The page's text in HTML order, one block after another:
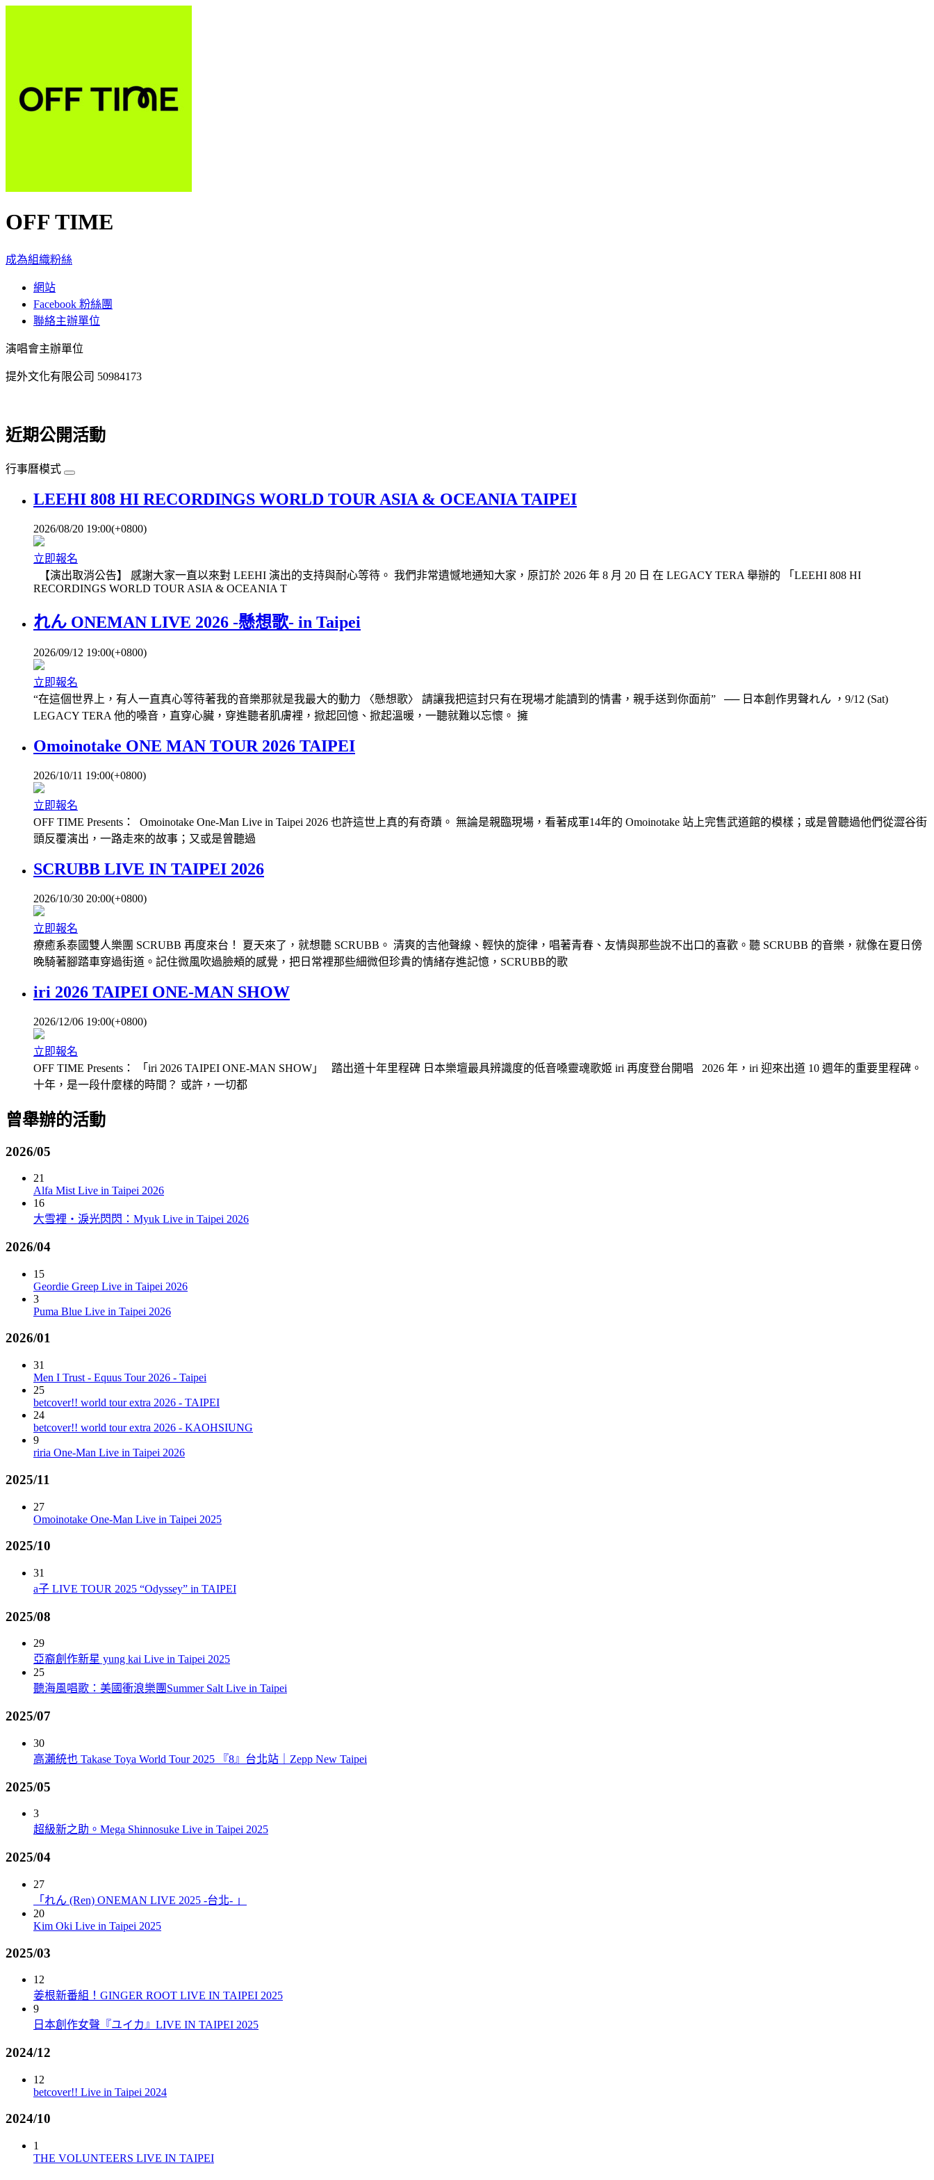
OFF TIME
成為組織粉絲
網站
Facebook 粉絲團
聯絡主辦單位
演唱會主辦單位
提外文化有限公司 50984173
近期公開活動
行事曆模式
LEEHI 808 HI RECORDINGS WORLD TOUR ASIA & OCEANIA TAIPEI
2026/08/20 19:00(+0800)
立即報名
【演出取消公告】 感謝大家一直以來對 LEEHI 演出的支持與耐心等待。 我們非常遺憾地通知大家，原訂於 2026 年 8 月 20 日 在 LEGACY TERA 舉辦的 「LEEHI 808 HI
RECORDINGS WORLD TOUR ASIA & OCEANIA T
れん ONEMAN LIVE 2026 -懸想歌- in Taipei
2026/09/12 19:00(+0800)
立即報名
“在這個世界上，有人一直真心等待著我的音樂那就是我最大的動力 〈懸想歌〉 請讓我把這封只有在現場才能讀到的情書，親手送到你面前” ── 日本創作男聲れん ，9/12 (Sat)
LEGACY TERA 他的嗓音，直穿心臟，穿進聽者肌膚裡，掀起回憶、掀起溫暖，一聽就難以忘懷。 擁
Omoinotake ONE MAN TOUR 2026 TAIPEI
2026/10/11 19:00(+0800)
立即報名
OFF TIME Presents： Omoinotake One-Man Live in Taipei 2026 也許這世上真的有奇蹟。 無論是親臨現場，看著成軍14年的 Omoinotake 站上完售武道館的模樣；或是曾聽過他們從澀谷街
頭反覆演出，一路走來的故事；又或是曾聽過
SCRUBB LIVE IN TAIPEI 2026
2026/10/30 20:00(+0800)
立即報名
療癒系泰國雙人樂團 SCRUBB 再度來台！ 夏天來了，就想聽 SCRUBB。 清爽的吉他聲線、輕快的旋律，唱著青春、友情與那些說不出口的喜歡。聽 SCRUBB 的音樂，就像在夏日傍
晚騎著腳踏車穿過街道。記住微風吹過臉頰的感覺，把日常裡那些細微但珍貴的情緒存進記憶，SCRUBB的歌
iri 2026 TAIPEI ONE-MAN SHOW
2026/12/06 19:00(+0800)
立即報名
OFF TIME Presents： 「iri 2026 TAIPEI ONE-MAN SHOW」 踏出道十年里程碑 日本樂壇最具辨識度的低音嗓靈魂歌姬 iri 再度登台開唱 2026 年，iri 迎來出道 10 週年的重要里程碑。
十年，是一段什麼樣的時間？ 或許，一切都
曾舉辦的活動
2026/05
21
Alfa Mist Live in Taipei 2026
16
大雪裡‧淚光閃閃：Myuk Live in Taipei 2026
2026/04
15
Geordie Greep Live in Taipei 2026
3
Puma Blue Live in Taipei 2026
2026/01
31
Men I Trust - Equus Tour 2026 - Taipei
25
betcover!! world tour extra 2026 - TAIPEI
24
betcover!! world tour extra 2026 - KAOHSIUNG
9
riria One-Man Live in Taipei 2026
2025/11
27
Omoinotake One-Man Live in Taipei 2025
2025/10
31
a子 LIVE TOUR 2025 “Odyssey” in TAIPEI
2025/08
29
亞裔創作新星 yung kai Live in Taipei 2025
25
聽海風唱歌：美國衝浪樂團Summer Salt Live in Taipei
2025/07
30
高瀨統也 Takase Toya World Tour 2025 『8』台北站｜Zepp New Taipei
2025/05
3
超級新之助。Mega Shinnosuke Live in Taipei 2025
2025/04
27
「れん (Ren) ONEMAN LIVE 2025 -台北- 」
20
Kim Oki Live in Taipei 2025
2025/03
12
姜根新番組！GINGER ROOT LIVE IN TAIPEI 2025
9
日本創作女聲『ユイカ』LIVE IN TAIPEI 2025
2024/12
12
betcover!! Live in Taipei 2024
2024/10
1
THE VOLUNTEERS LIVE IN TAIPEI